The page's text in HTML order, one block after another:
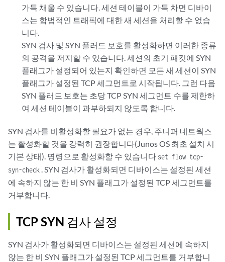
가득 채울 수 있습니다. 세션 테이블이 가득 차면 디바이
스는 합법적인 트래픽에 대한 새 세션을 처리할 수 없습
니다.
SYN 검사 및 SYN 플러드 보호를 활성화하면 이러한 종류
의 공격을 저지할 수 있습니다. 세션의 초기 패킷에 SYN
플래그가 설정되어 있는지 확인하면 모든 새 세션이 SYN
플래그가 설정된 TCP 세그먼트로 시작됩니다. 그런 다음
SYN 플러드 보호는 초당 TCP SYN 세그먼트 수를 제한하
여 세션 테이블이 과부하되지 않도록 합니다.
SYN 검사를 비활성화할 필요가 없는 경우, 주니퍼 네트웍스
는 활성화할 것을 강력히 권장합니다(Junos OS 최초 설치 시
기본 상태). 명령으로 활성화할 수 있습니다 set flow tcp-
syn-check . SYN 검사가 활성화되면 디바이스는 설정된 세션
에 속하지 않는 한 비 SYN 플래그가 설정된 TCP 세그먼트를
거부합니다.
TCP SYN 검사 설정
SYN 검사가 활성화되면 디바이스는 설정된 세션에 속하지
않는 한 비 SYN 플래그가 설정된 TCP 세그먼트를 거부합니